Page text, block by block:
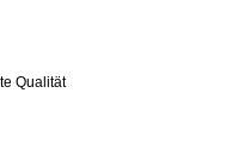
Qualität